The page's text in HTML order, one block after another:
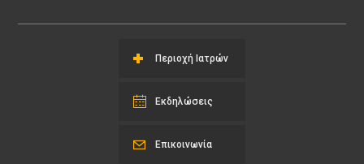
Περιοχή Ιατρών
Εκδηλώσεις
Επικοινωνία